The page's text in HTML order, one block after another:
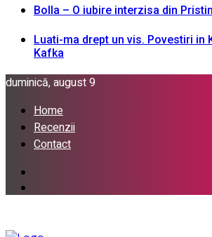
Bolla – O iubire interzisa din
Luati-ma drept un vis. Povestiri in
Kafka
duminică, august 9
Home
Recenzii
Contact